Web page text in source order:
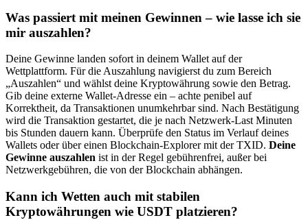
Was passiert mit meinen Gewinnen – wie lasse ich sie
mir auszahlen?
Deine Gewinne landen sofort in deinem Wallet auf der
Wettplattform. Für die Auszahlung navigierst du zum Bereich
„Auszahlen“ und wählst deine Kryptowährung sowie den Betrag.
Gib deine externe Wallet-Adresse ein – achte penibel auf
Korrektheit, da Transaktionen unumkehrbar sind. Nach Bestätigung
wird die Transaktion gestartet, die je nach Netzwerk-Last Minuten
bis Stunden dauern kann. Überprüfe den Status im Verlauf deines
Wallets oder über einen Blockchain-Explorer mit der TXID. Deine
Gewinne auszahlen ist in der Regel gebührenfrei, außer bei
Netzwerkgebühren, die von der Blockchain abhängen.
Kann ich Wetten auch mit stabilen
Kryptowährungen wie USDT platzieren?